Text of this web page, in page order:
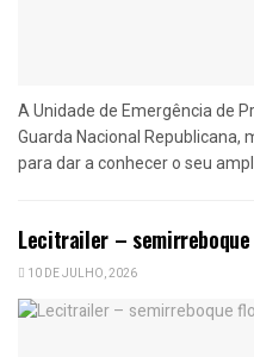
A Unidade de Emergência de
Guarda Nacional Republicana,
para dar a conhecer o seu
Lecitrailer –
10 DE JULHO, 2026